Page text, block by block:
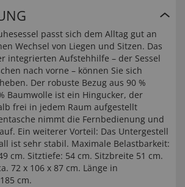
passt sich dem Alltag gut an
Wechsel von Liegen und Sitzen. Das
integrierten Aufstehhilfe – der Sessel
nach vorne – können Sie sich
Der robuste Bezug aus 90 %
Baumwolle ist ein Hingucker, der
frei in jedem Raum aufgestellt
nimmt die Fernbedienung und
Ein weiterer Vorteil: Das Untergestell
ist sehr stabil. Maximale Belastbarkeit:
cm. Sitztiefe: 54 cm. Sitzbreite 51 cm.
72 x 106 x 87 cm. Länge in
cm.